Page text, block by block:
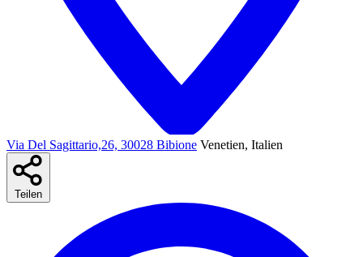
Via Del Sagittario,26, 30028 Bibione Venetien, Italien
Teilen